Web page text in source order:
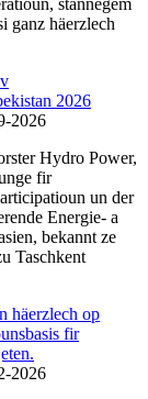
ganz häerzlech
2026
2026
Hydro Power,
fir
un der
Energie- a
bekannt ze
Taschkent
häerzlech op
fir
2026